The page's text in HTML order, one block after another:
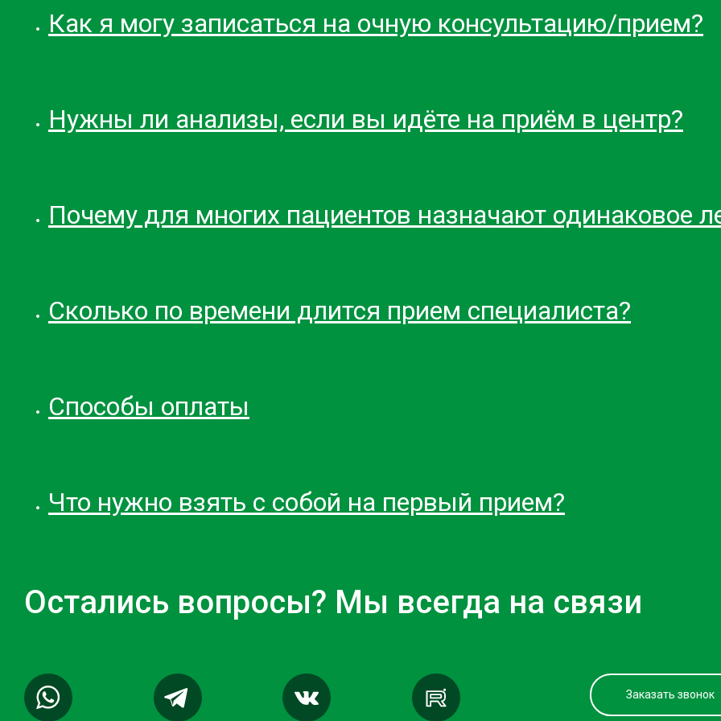
Как я могу записаться на очную консультацию/прием?
Нужны ли анализы, если вы идёте на приём в центр?
Почему для многих пациентов назначают одинаковое
Сколько по времени длится прием специалиста?
Способы оплаты
Что нужно взять с собой на первый прием?
Остались вопросы? Мы всегда на связи
Заказать звонок